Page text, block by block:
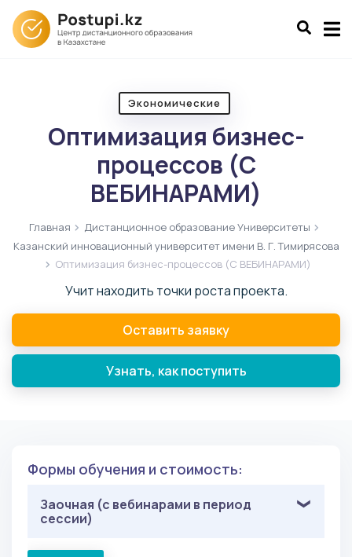
Экономические
Оптимизация бизнес-
процессов (С
ВЕБИНАРАМИ)
Главная
Дистанционное образование Университеты
Казанский инновационный университет имени В. Г. Тимирясова
Оптимизация бизнес-процессов (С ВЕБИНАРАМИ)
Учит находить точки роста проекта.
Оставить заявку
Узнать, как поступить
Формы обучения и стоимость:
Заочная (с вебинарами в период
сессии)